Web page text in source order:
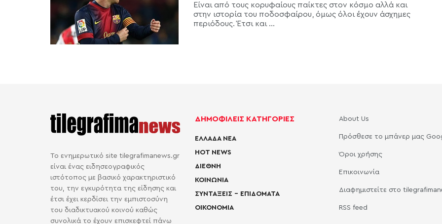
Είναι από τους κορυφαίους παίκτες στον κόσμο αλλά και
στην ιστορία του ποδοσφαίρου, όμως όλοι έχουν άσχημες
περιόδους. Έτσι και ...
Το ενημερωτικό site tilegrafimanews.gr
είναι ένας ειδησεογραφικός
ιστότοπος με βασικό χαρακτηριστικό
του, την εγκυρότητα της είδησης και
έτσι έχει κερδίσει την εμπιστοσύνη
του διαδικτυακού κοινού καθώς
συνολικά το έχουν επισκεφτεί πάνω
ΔΗΜΟΦΙΛΕΙΣ ΚΑΤΗΓΟΡΙΕΣ
ΕΛΛΑΔΑ ΝΕΑ
HOT NEWS
ΔΙΕΘΝΗ
ΚΟΙΝΩΝΙΑ
ΣΥΝΤΑΞΕΙΣ – ΕΠΙΔΟΜΑΤΑ
ΟΙΚΟΝΟΜΙΑ
About Us
Πρόσθεσε το μπάνερ μας
Όροι χρήσης
Επικοινωνία
Διαφημιστείτε στο
RSS feed